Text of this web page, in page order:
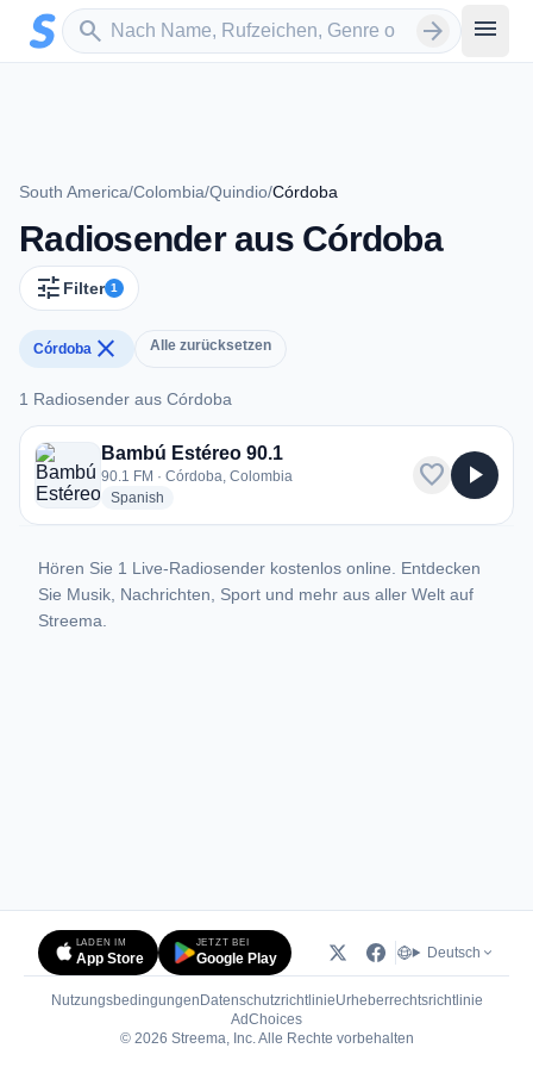
Zum Hauptinhalt springen
search
Sender suchen arrow_forward menu
South America/Colombia/Quindio/Córdoba
Radiosender aus Córdoba
tune Filter 1
Córdoba close Alle zurücksetzen
1 Radiosender aus Córdoba
1 Radiosender aus Córdoba
Bambú Estéreo 90.1
90.1 FM · Córdoba, Colombia
Spanish
favorite play_arrow
Hören Sie 1 Live-Radiosender kostenlos online. Entdecken
Sie Musik, Nachrichten, Sport und mehr aus aller Welt auf
Streema.
LADEN IM
App Store
JETZT BEI
Google Play Deutsch
Nutzungsbedingungen DatenschutzrichtlinieUrheberrechtsrichtlinie
AdChoices(öffnet in neuem Tab)
© 2026 Streema, Inc. Alle Rechte vorbehalten